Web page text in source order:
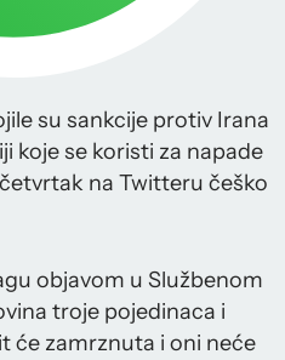
su sankcije protiv Irana
koje se koristi za napade
na Twitteru češko
objavom u Službenom
troje pojedinaca i
će zamrznuta i oni neće